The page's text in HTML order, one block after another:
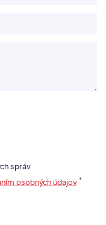
správ
osobných údajov *